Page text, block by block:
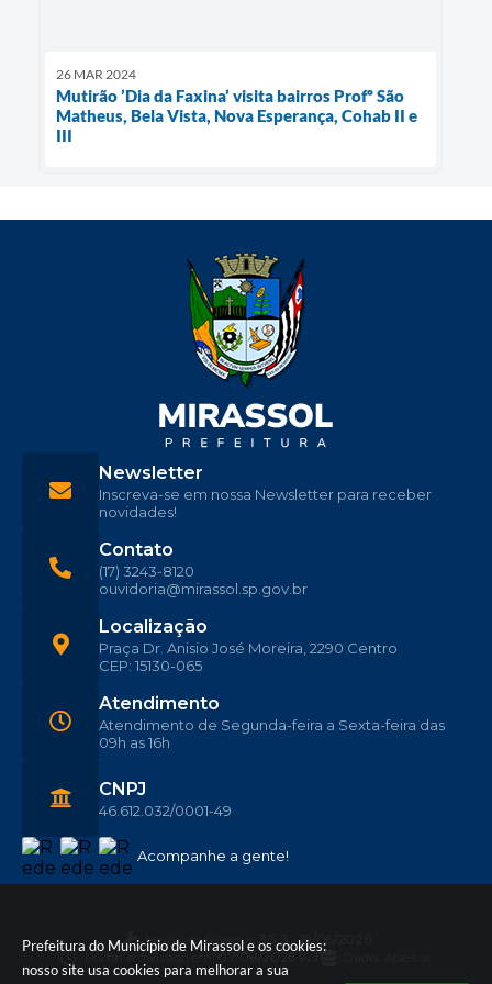
Prefeitura do Município de Mirassol e os cookies:
nosso site usa cookies para melhorar a sua
26 MAR 2024
Mutirão ’Dia da Faxina’ visita bairros Profº São
Matheus, Bela Vista, Nova Esperança, Cohab II e
III
Acompanhe a gente!
Localização
Praça Dr. Anisio José Moreira, 2290 Centro
CEP: 15130-065
Contato
(17) 3243-8120
ouvidoria@mirassol.sp.gov.br
Atendimento
Atendimento de Segunda-feira a Sexta-feira das
09h as 16h
CNPJ
46.612.032/0001-49
Newsletter
Inscreva-se em nossa Newsletter para receber
novidades!
Versão do Sistema: 3.5.3 - 19/06/2026
Portal atualizado em: